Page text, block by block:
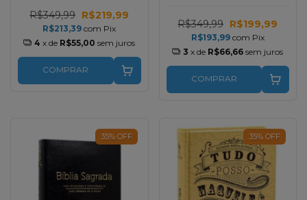
R$349,99 R$219,99
R$213,39com Pix
4 x de R$55,00 sem juros
COMPRAR
R$349,99 R$199,99
R$193,99 com Pix
3 x de R$66,66 sem juros
COMPRAR
35% OFF 35% OFF